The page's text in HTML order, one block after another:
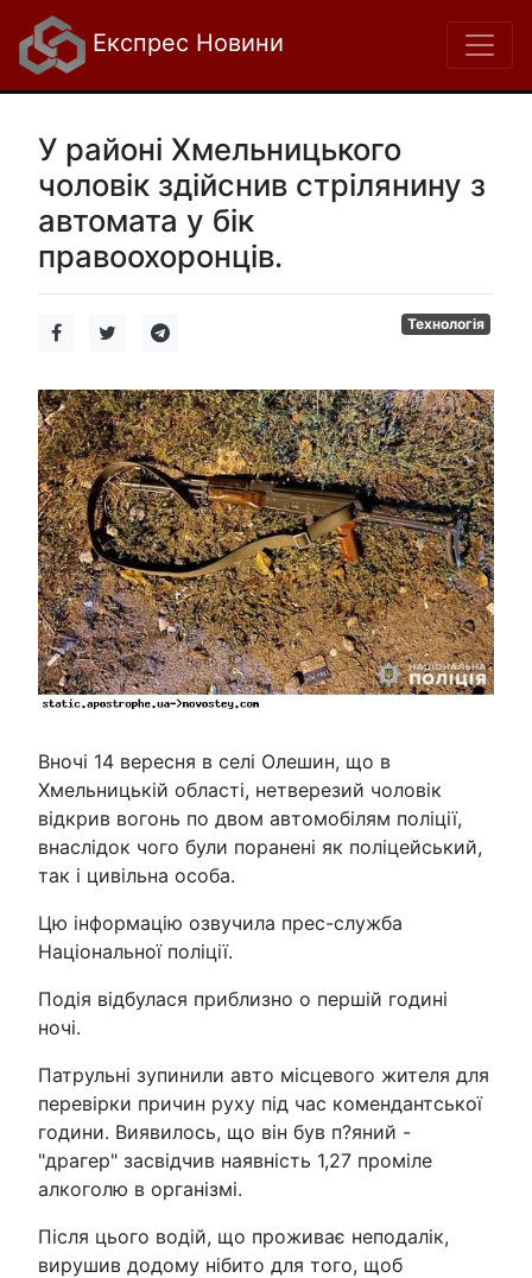
Експрес Новини
У районі Хмельницького
чоловік здійснив стрілянину з
автомата у бік
правоохоронців.
Технологія
Вночі 14 вересня в селі Олешин, що в
Хмельницькій області, нетверезий чоловік
відкрив вогонь по двом автомобілям поліції,
внаслідок чого були поранені як поліцейський,
так і цивільна особа.
Цю інформацію озвучила прес-служба
Національної поліції.
Подія відбулася приблизно о першій годині
ночі.
Патрульні зупинили авто місцевого жителя для
перевірки причин руху під час комендантської
години. Виявилось, що він був п?яний -
"драгер" засвідчив наявність 1,27 проміле
алкоголю в організмі.
Після цього водій, що проживає неподалік,
вирушив додому нібито для того, щоб